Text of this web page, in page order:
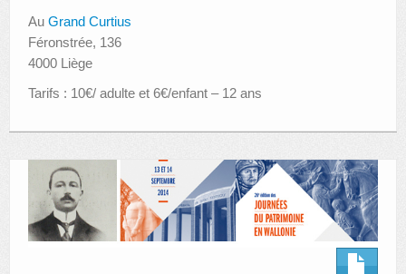
Au Grand Curtius
Féronstrée, 136
4000 Liège
Tarifs : 10€/ adulte et 6€/enfant – 12 ans